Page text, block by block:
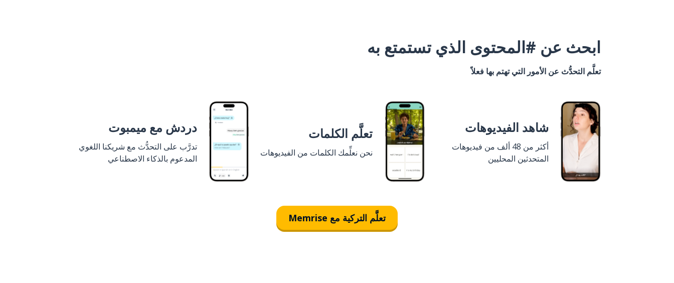
ابحث عن #المحتوى الذي تستمتع به
تعلَّم التحدُّث عن الأمور التي تهتم بها فعلاً
شاهد الفيديوهات
أكثر من 48 ألف من فيديوهات
المتحدثين المحليين
تعلَّم الكلمات
نحن نعلِّمك الكلمات من الفيديوهات
دردش مع ميمبوت
تدرَّب على التحدُّث مع شريكنا اللغوي
المدعوم بالذكاء الاصطناعي
تعلَّم التركية مع Memrise